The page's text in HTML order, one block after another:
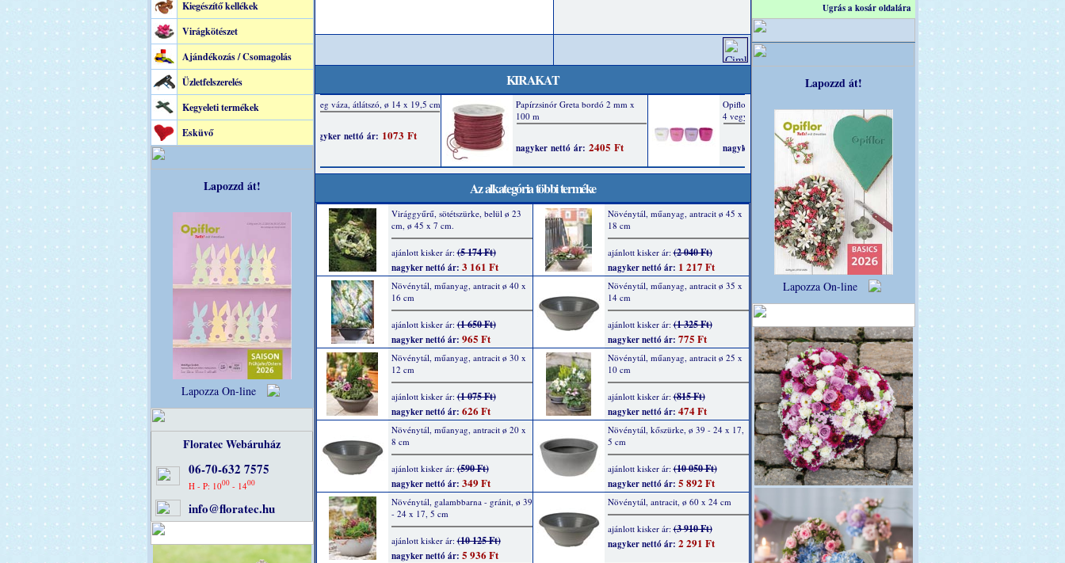
Kiegészítő kellékek
Virágkötészet
Ajándékozás / Csomagolás
Üzletfelszerelés
Kegyeleti termékek
Esküvő
Lapozzd át!
Lapozza On-line
Floratec Webáruház
06-70-632 7575
H - P: 1000 - 1400
info@floratec.hu
KIRAKAT
Az alkategória többi terméke
Virággyűrű, sötétszürke, belül ø 23
cm, ø 45 x 7 cm.
ajánlott kisker ár:(5 174 Ft)
nagyker nettó ár: 3 161 Ft
Növénytál, műanyag, antracit ø 45 x
18 cm
ajánlott kisker ár:(2 040 Ft)
nagyker nettó ár: 1 217 Ft
Növénytál, műanyag, antracit ø 40 x
16 cm
ajánlott kisker ár:(1 650 Ft)
nagyker nettó ár: 965 Ft
Növénytál, műanyag, antracit ø 35 x
14 cm
ajánlott kisker ár:(1 325 Ft)
nagyker nettó ár: 775 Ft
Növénytál, műanyag, antracit ø 30 x
12 cm
ajánlott kisker ár:(1 075 Ft)
nagyker nettó ár: 626 Ft
Növénytál, műanyag, antracit ø 25 x
10 cm
ajánlott kisker ár:(815 Ft)
nagyker nettó ár: 474 Ft
Növénytál, műanyag, antracit ø 20 x
8 cm
ajánlott kisker ár:(590 Ft)
nagyker nettó ár: 349 Ft
Növénytál, kőszürke, ø 39 - 24 x 17,
5 cm
ajánlott kisker ár:(10 050 Ft)
nagyker nettó ár: 5 892 Ft
Növénytál, galambbarna - gránit, ø 39
- 24 x 17, 5 cm
ajánlott kisker ár:(10 125 Ft)
nagyker nettó ár: 5 936 Ft
Növénytál, antracit, ø 60 x 24 cm
ajánlott kisker ár:(3 910 Ft)
nagyker nettó ár: 2 291 Ft
Ugrás a kosár oldalára
Lapozzd át!
Lapozza On-line